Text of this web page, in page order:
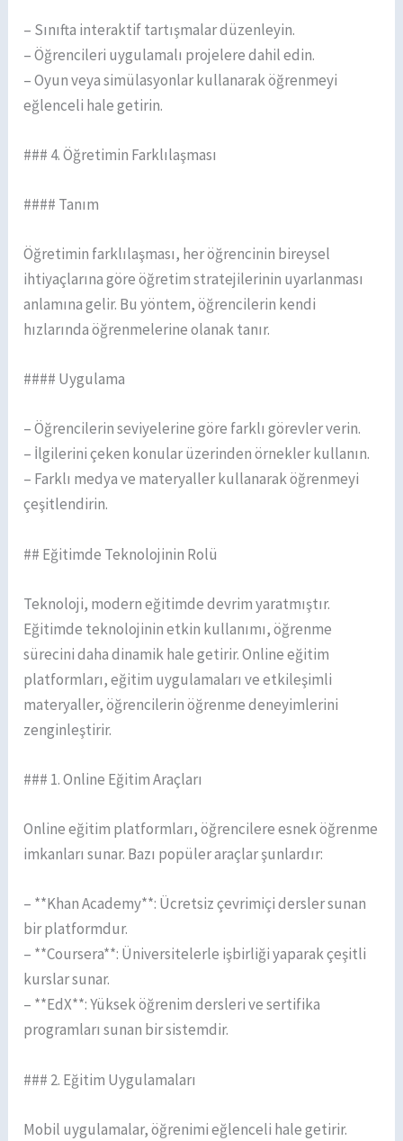
– Sınıfta interaktif tartışmalar düzenleyin.
– Öğrencileri uygulamalı projelere dahil edin.
– Oyun veya simülasyonlar kullanarak öğrenmeyi
eğlenceli hale getirin.
### 4. Öğretimin Farklılaşması
#### Tanım
Öğretimin farklılaşması, her öğrencinin bireysel
ihtiyaçlarına göre öğretim stratejilerinin uyarlanması
anlamına gelir. Bu yöntem, öğrencilerin kendi
hızlarında öğrenmelerine olanak tanır.
#### Uygulama
– Öğrencilerin seviyelerine göre farklı görevler verin.
– İlgilerini çeken konular üzerinden örnekler kullanın.
– Farklı medya ve materyaller kullanarak öğrenmeyi
çeşitlendirin.
## Eğitimde Teknolojinin Rolü
Teknoloji, modern eğitimde devrim yaratmıştır.
Eğitimde teknolojinin etkin kullanımı, öğrenme
sürecini daha dinamik hale getirir. Online eğitim
platformları, eğitim uygulamaları ve etkileşimli
materyaller, öğrencilerin öğrenme deneyimlerini
zenginleştirir.
### 1. Online Eğitim Araçları
Online eğitim platformları, öğrencilere esnek öğrenme
imkanları sunar. Bazı popüler araçlar şunlardır:
– **Khan Academy**: Ücretsiz çevrimiçi dersler sunan
bir platformdur.
– **Coursera**: Üniversitelerle işbirliği yaparak çeşitli
kurslar sunar.
– **EdX**: Yüksek öğrenim dersleri ve sertifika
programları sunan bir sistemdir.
### 2. Eğitim Uygulamaları
Mobil uygulamalar, öğrenimi eğlenceli hale getirir.